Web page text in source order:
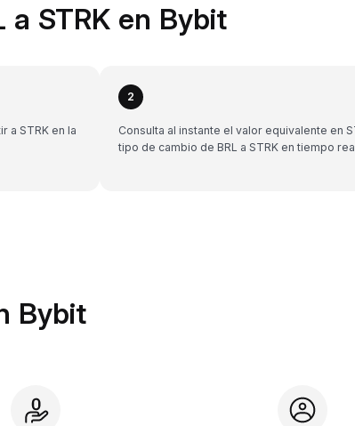
a STRK en Bybit
a STRK en la
2
Consulta al instante el valor equivalente en
tipo de cambio de BRL a STRK en tiempo
Bybit